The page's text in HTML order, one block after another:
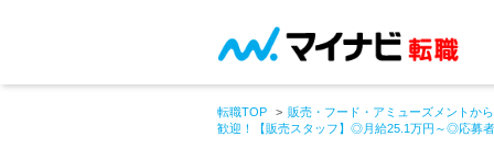
転職TOP
販売・フード・アミューズメントか
歓迎！【販売スタッフ】◎月給25.1万円～◎応募